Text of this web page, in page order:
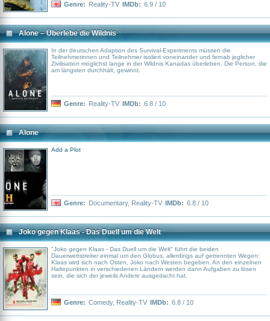
Genre: Reality-TV IMDb: 6.9 / 10
Alone – Überlebe die Wildnis
In der deutschen Adaption des Survival-Experiments müssen die
Teilnehmerinnen und Teilnehmer isoliert voneinander und fernab jeglicher
Zivilisation möglichst lange in der Wildnis Kanadas überleben. Die Person, die
am längsten durchhält, gewinnt.
Genre: Reality-TV IMDb: 6.8 / 10
Alone
Add a Plot
Genre: Documentary, Reality-TV IMDb: 6.8 / 10
Joko gegen Klaas - Das Duell um die Welt
"Joko gegen Klaas - Das Duell um die Welt" führt die beiden
Dauerwettstreiter einmal um den Globus, allerdings auf getrennten Wegen:
Klaas wird sich nach Osten, Joko nach Westen begeben. An den einzelnen
Haltepunkten in verschiedenen Ländern werden dann Aufgaben zu lösen
sein, die sich der jeweils Andere ausgedacht hat.
Genre: Comedy, Reality-TV IMDb: 6.8 / 10